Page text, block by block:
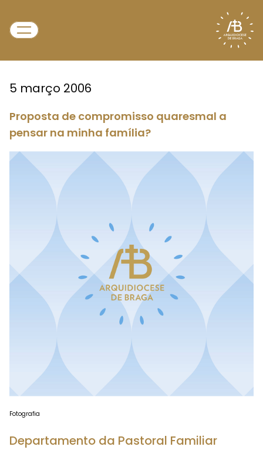
5 março 2006
Proposta de compromisso quaresmal a
pensar na minha família?
Fotografia
Departamento da Pastoral Familiar